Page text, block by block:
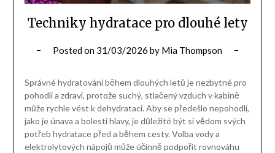
Techniky hydratace pro dlouhé lety
Posted on 31/03/2026 by Mia Thompson
Správné hydratování během dlouhých letů je nezbytné pro
pohodlí a zdraví, protože suchý, stlačený vzduch v kabině
může rychle vést k dehydrataci. Aby se předešlo nepohodlí,
jako je únava a bolesti hlavy, je důležité být si vědom svých
potřeb hydratace před a během cesty. Volba vody a
elektrolytových nápojů může účinně podpořit rovnováhu